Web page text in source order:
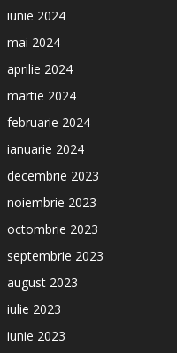
iunie 2024
mai 2024
aprilie 2024
martie 2024
februarie 2024
ianuarie 2024
decembrie 2023
noiembrie 2023
octombrie 2023
septembrie 2023
august 2023
iulie 2023
iunie 2023